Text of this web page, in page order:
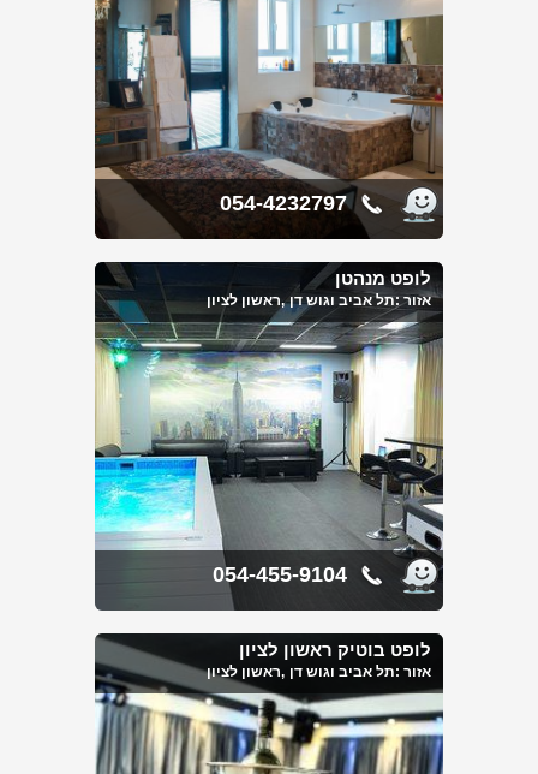
054-4232797
054-455-9104
לופט מנהטן
אזור :תל אביב וגוש דן ,ראשון לציון
לופט בוטיק ראשון לציון
אזור :תל אביב וגוש דן ,ראשון לציון